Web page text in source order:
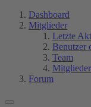
Dashboard
Mitglieder
Letzte
Benutzer
Team
Forum